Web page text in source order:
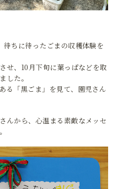
ちに待ったごまの収穫体験を
せ、10月下旬に葉っぱなどを取
した。
る「黒ごま」を見て、園児さん
んから、心温まる素敵なメッセ